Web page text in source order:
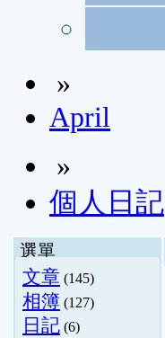
»
April
»
個人日記
選單
文章 (145)
相簿 (127)
日記 (6)